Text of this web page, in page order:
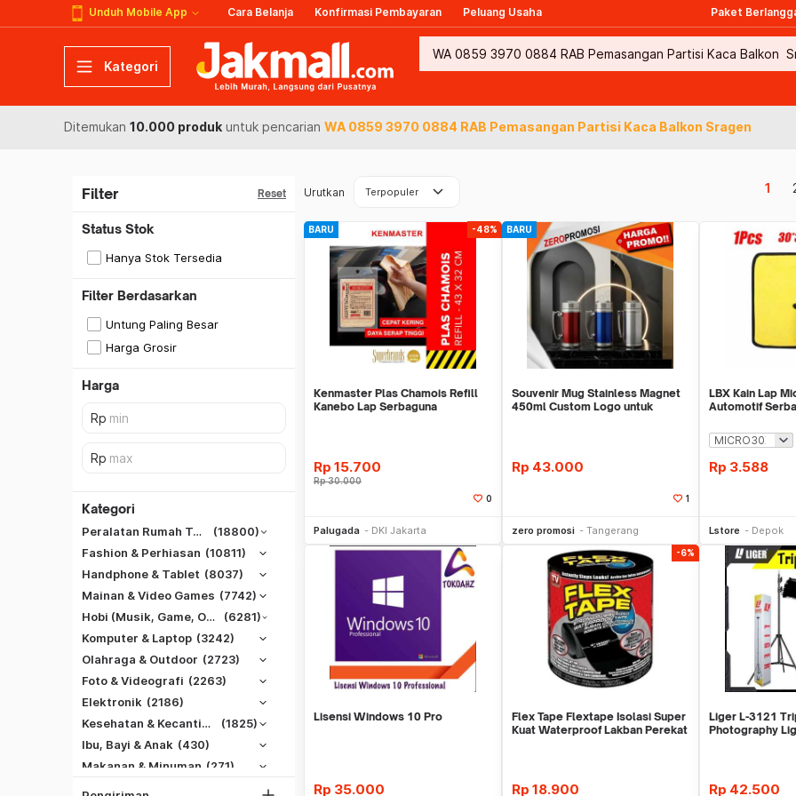
Unduh Mobile App Cara Belanja Konfirmasi Pembayaran Peluang Usaha Paket
Kategori
Ditemukan 10.000 produk untuk pencarian WA 0859 3970 0884 RAB Pemasangan Partisi Kaca Balkon Sragen
Filter Reset
Status Stok
Hanya Stok Tersedia
Filter Berdasarkan
Untung Paling Besar
Harga Grosir
Harga
Kategori
Peralatan Rumah Tangga
(18800)
Fashion & Perhiasan (10811)
Handphone & Tablet (8037)
Mainan & Video Games (7742)
Hobi (Musik, Game, Otomotif, Dll)
(6281)
Komputer & Laptop (3242)
Olahraga & Outdoor (2723)
Foto & Videografi (2263)
Elektronik (2186)
Kesehatan & Kecantikan
(1825)
Ibu, Bayi & Anak (430)
Makanan & Minuman (271)
SiCepat REG
SiCepat BEST
SiCepat Gokil
SiCepat Halu
DKI Jakarta
Tangerang
Bekasi
Bogor
Urutkan Terpopuler keyboard_arrow_down 1
BARU -48%
Kenmaster Plas Chamois Refill
Kanebo Lap Serbaguna
Rp 15.700
Rp30.000
0
Palugada DKI Jakarta
BARU
Souvenir Mug Stainless Magnet
450ml Custom Logo untuk
Rp 43.000
1
zero promosi Tangerang
LBX Kain Lap
Automotif
Rp 3.588
Lstore Depok
Lisensi Windows 10 Pro
Rp 35.000
-6%
Flex Tape Flextape Isolasi Super
Kuat Waterproof Lakban Perekat
Rp 18.900
Liger L-3121
Photography
Rp 42.500